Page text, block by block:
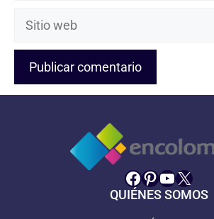
Sitio
Facebook
Pinterest
YouTube
X
QUIÉNES SOMOS